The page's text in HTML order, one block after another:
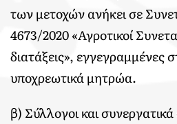
των μετοχών ανήκει σε
4673/2020 «Αγροτικοί
διατάξεις», εγγεγραμμένες
υποχρεωτικά μητρώα.
β) Σύλλογοι και